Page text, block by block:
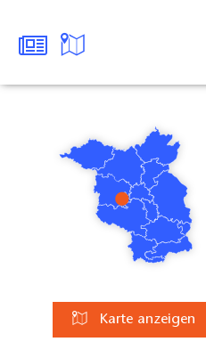
Karte anzeigen